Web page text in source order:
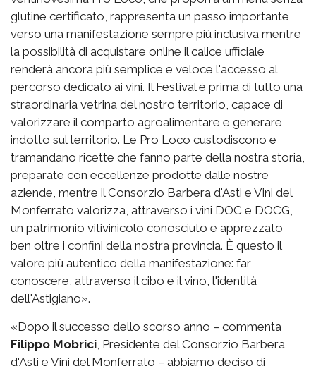
glutine certificato, rappresenta un passo importante
verso una manifestazione sempre più inclusiva mentre
la possibilità di acquistare online il calice ufficiale
renderà ancora più semplice e veloce l'accesso al
percorso dedicato ai vini. Il Festival è prima di tutto una
straordinaria vetrina del nostro territorio, capace di
valorizzare il comparto agroalimentare e generare
indotto sul territorio. Le Pro Loco custodiscono e
tramandano ricette che fanno parte della nostra storia,
preparate con eccellenze prodotte dalle nostre
aziende, mentre il Consorzio Barbera d'Asti e Vini del
Monferrato valorizza, attraverso i vini DOC e DOCG,
un patrimonio vitivinicolo conosciuto e apprezzato
ben oltre i confini della nostra provincia. È questo il
valore più autentico della manifestazione: far
conoscere, attraverso il cibo e il vino, l'identità
dell'Astigiano».
«Dopo il successo dello scorso anno – commenta
Filippo Mobrici , Presidente del Consorzio Barbera
d'Asti e Vini del Monferrato – abbiamo deciso di